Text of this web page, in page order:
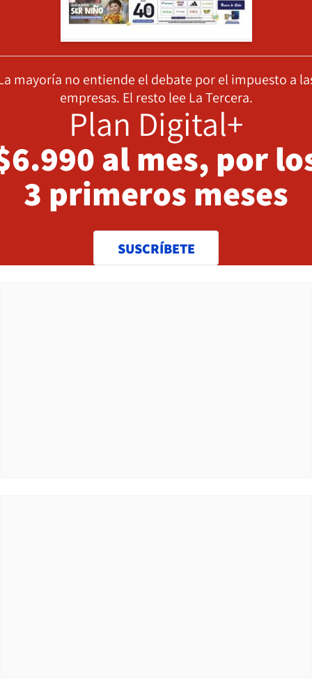
mayoría no entiende el debate por el impuesto a
empresas. El resto lee La Tercera.
Plan Digital+
al mes, por
3 primeros meses
SUSCRÍBETE